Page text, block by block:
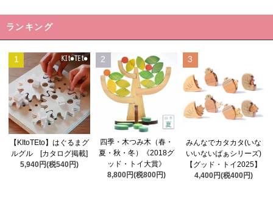
ランキング
1
【KItoTEto】はぐるまグ
ルグル [カタログ掲載]
5,940円(税540円)
2
四季・木つみ木（春・
夏・秋・冬）《2018グ
ッド・トイ大賞》
8,800円(税800円)
3
みんなでカタカタ(いな
いいないばぁシリーズ)
【グッド・トイ2025】
4,400円(税400円)